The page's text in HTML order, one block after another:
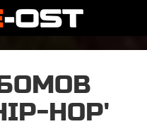
HOP'